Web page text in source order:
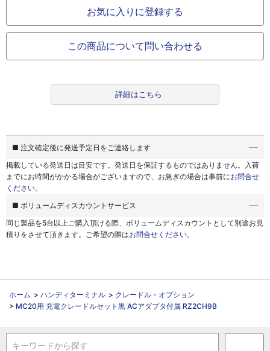
お気に入りに登録する
この商品について問い合わせる
詳細はこちら
■ 注文確定後に発送予定日をご連絡します
掲載している発送日は目安です。 発送日を保証するものではありません。
入荷
までにお時間がかかる場合がございますので、お急ぎの場合は事前にお問合せ
ください。
■ ボリュームディスカウントサービス
同じ製品を5台以上ご購入頂ける際、 ボリュームディスカウントとして別途お見
積りをさせて頂きます。ご希望の際はお問合せください。
ホーム > ハンディターミナル > クレードル・オプション
> MC20用 充電クレードルセット黒 ACアダプタ付属 RZ2CH9B
キーワードから探す